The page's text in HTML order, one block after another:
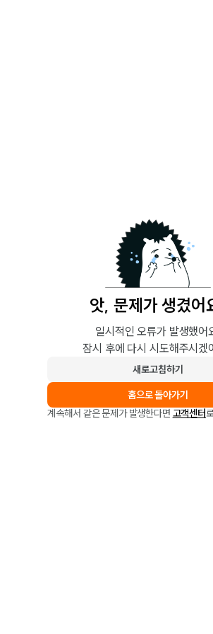
앗, 문제가 생겼어
일시적인 오류가 발생했어
잠시 후에 다시 시도해주시겠
새로고침하기
홈으로 돌아가기
계속해서 같은 문제가 발생한다면 고객센터